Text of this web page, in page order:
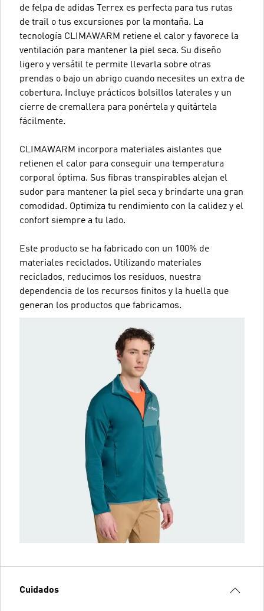
de felpa de adidas Terrex es perfecta para tus rutas
de trail o tus excursiones por la montaña. La
tecnología CLIMAWARM retiene el calor y favorece la
ventilación para mantener la piel seca. Su diseño
ligero y versátil te permite llevarla sobre otras
prendas o bajo un abrigo cuando necesites un extra de
cobertura. Incluye prácticos bolsillos laterales y un
cierre de cremallera para ponértela y quitártela
fácilmente.
CLIMAWARM incorpora materiales aislantes que
retienen el calor para conseguir una temperatura
corporal óptima. Sus fibras transpirables alejan el
sudor para mantener la piel seca y brindarte una gran
comodidad. Optimiza tu rendimiento con la calidez y el
confort siempre a tu lado.
Este producto se ha fabricado con un 100% de
materiales reciclados. Utilizando materiales
reciclados, reducimos los residuos, nuestra
dependencia de los recursos finitos y la huella que
generan los productos que fabricamos.
Cuidados